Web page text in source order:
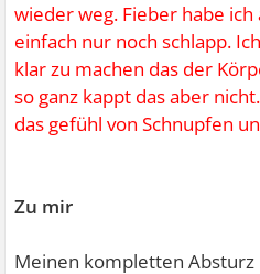
wieder weg. Fieber habe
einfach nur noch schlapp.
klar zu machen das der
so ganz kappt das aber
das gefühl von Schnupfen
Zu mir
Meinen kompletten